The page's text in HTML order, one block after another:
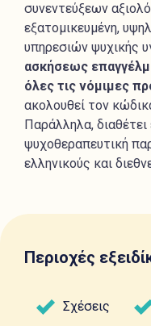
συνεντεύξεων
εξατομικευμένη,
υπηρεσιών ψυχικής
ασκήσεως
όλες τις νόμιμες
ακολουθεί τον
Παράλληλα,
ψυχοθεραπευτική
ελληνικούς και
Περιοχές
Σχέσεις